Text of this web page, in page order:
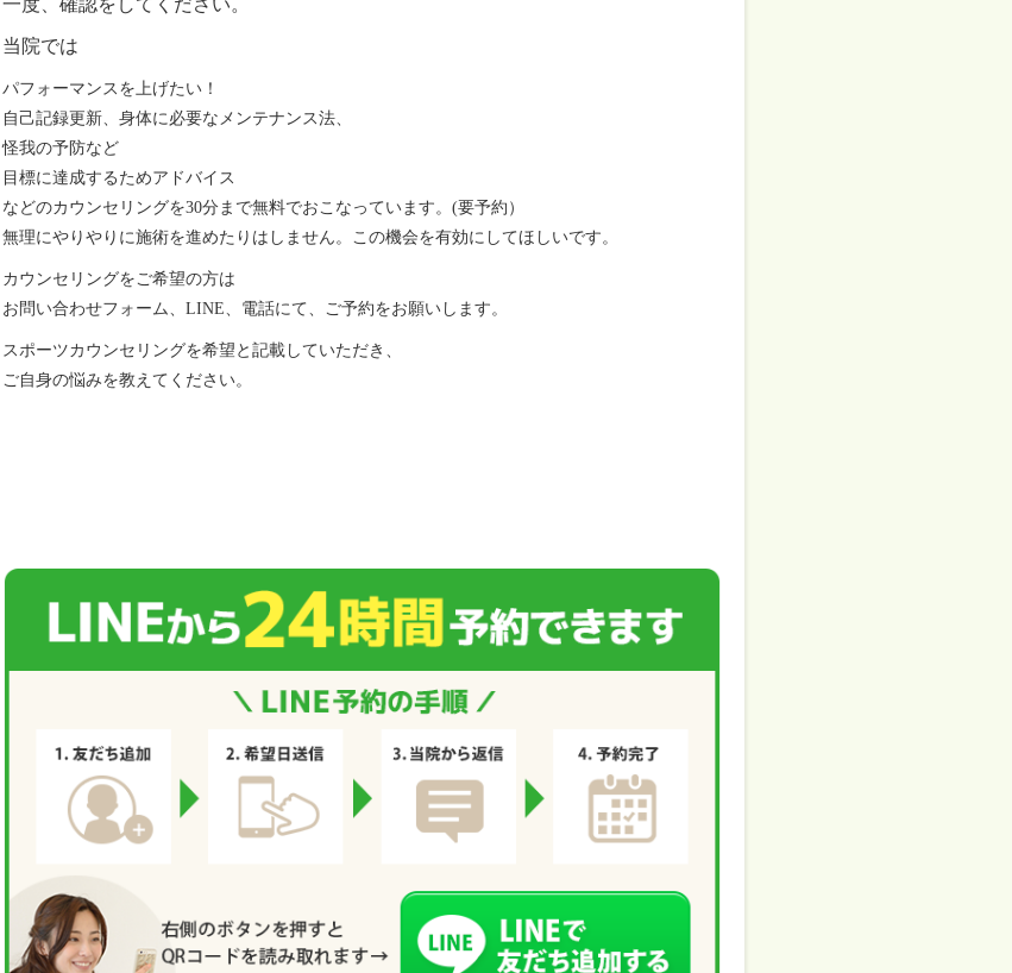
当院では
パフォーマンスを上げたい！
自己記録更新、身体に必要なメンテナンス法、
怪我の予防など
目標に達成するためアドバイス
などのカウンセリングを30分まで無料でおこなっています。 (要予約）
無理にやりやりに施術を進めたりはしません。この機会を有効にしてほしいです。
カウンセリングをご希望の方は
お問い合わせフォーム、 LINE 、電話にて、ご予約をお願いします。
スポーツカウンセリングを希望と記載していただき、
ご自身の悩みを教えてください。